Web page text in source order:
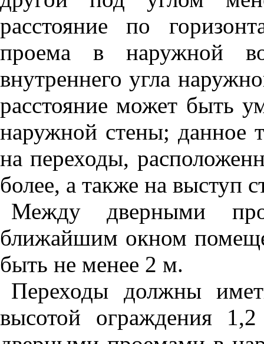
расстояние по
проема в наружной
внутреннего угла
расстояние может быть
наружной стены; данное
на переходы,
более, а также на выступ
Между дверными
ближайшим окном
быть не менее 2 м.
Переходы должны
высотой ограждения